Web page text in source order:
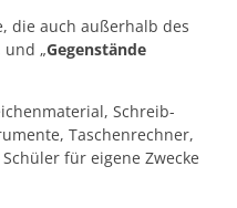
die auch außerhalb des
„Gegenstände
Schreib-
Taschenrechner,
für eigene Zwecke